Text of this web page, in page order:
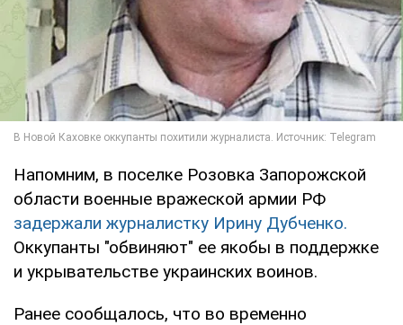
Напомним, в поселке Розовка Запорожской
области военные вражеской армии РФ
задержали журналистку Ирину Дубченко.
Оккупанты "обвиняют" ее якобы в поддержке
и укрывательстве украинских воинов.
Ранее сообщалось, что во временно